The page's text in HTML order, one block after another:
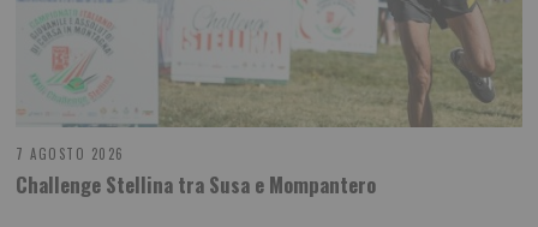
7 AGOSTO 2026
Challenge Stellina tra Susa e Mompantero